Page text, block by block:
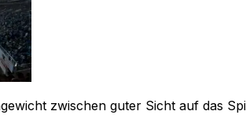
zwischen guter Sicht auf das